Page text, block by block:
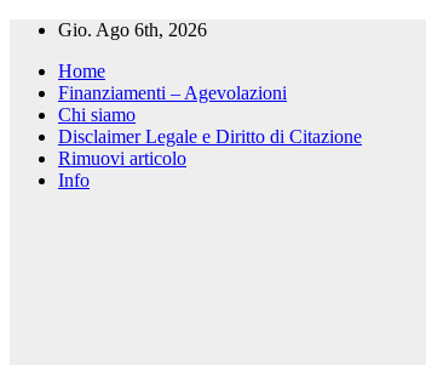
Salta
contenuto
Gio. Ago 6th, 2026
Home
Finanziamenti – Agevolazioni
Chi siamo
Disclaimer Legale e Diritto di Citazione
Rimuovi articolo
Info